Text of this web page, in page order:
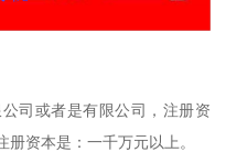
司或者是有限公司，注册资
资本是：一千万元以上。